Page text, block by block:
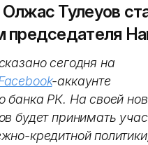
Тулеуов
председателя
сегодня на
-аккаунте
банка РК. На своей
будет принимать
кредитной